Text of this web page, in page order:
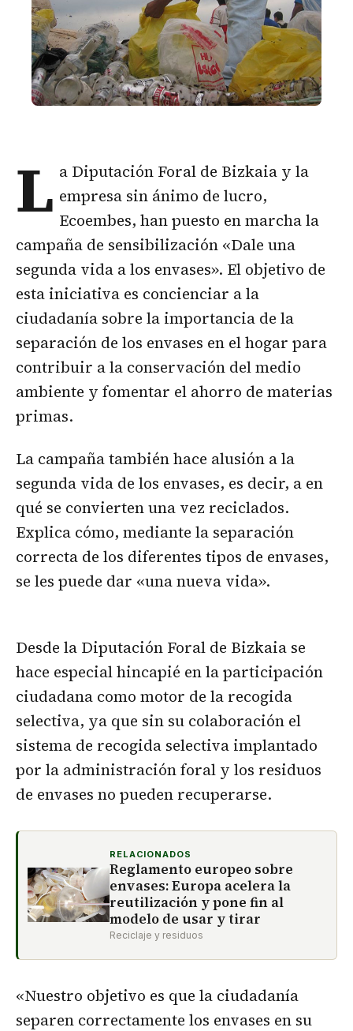
L a Diputación Foral de Bizkaia y la
empresa sin ánimo de lucro,
Ecoembes, han puesto en marcha la
campaña de sensibilización «Dale una
segunda vida a los envases». El objetivo de
esta iniciativa es concienciar a la
ciudadanía sobre la importancia de la
separación de los envases en el hogar para
contribuir a la conservación del medio
ambiente y fomentar el ahorro de materias
primas.
La campaña también hace alusión a la
segunda vida de los envases, es decir, a en
qué se convierten una vez reciclados.
Explica cómo, mediante la separación
correcta de los diferentes tipos de envases,
se les puede dar «una nueva vida».
Desde la Diputación Foral de Bizkaia se
hace especial hincapié en la participación
ciudadana como motor de la recogida
selectiva, ya que sin su colaboración el
sistema de recogida selectiva implantado
por la administración foral y los residuos
de envases no pueden recuperarse.
RELACIONADOS
Reglamento europeo sobre
envases: Europa acelera la
reutilización y pone fin al
modelo de usar y tirar
Reciclaje y residuos
«Nuestro objetivo es que la ciudadanía
separen correctamente los envases en su